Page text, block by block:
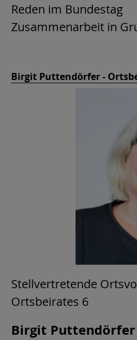
Reden im Bundestag
Zusammenarbeit in
Birgit Puttendörfer -
Stellvertretende
Ortsbeirates 6
Birgit Puttendörfer